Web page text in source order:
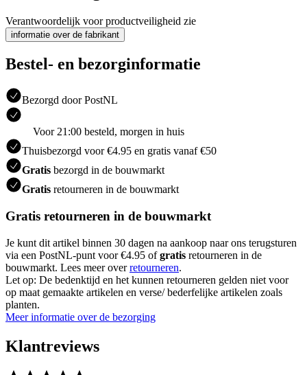
Verantwoordelijk voor productveiligheid zie
informatie over de fabrikant
Bestel- en bezorginformatie
Bezorgd door PostNL
Voor 21:00 besteld, morgen in huis
Thuisbezorgd voor €4.95 en gratis vanaf €50
Gratis bezorgd in de bouwmarkt
Gratis retourneren in de bouwmarkt
Gratis retourneren in de bouwmarkt
Je kunt dit artikel binnen 30 dagen na aankoop naar ons terugsturen
via een PostNL-punt voor €4.95 ofgratis retourneren in de
bouwmarkt. Lees meer overretourneren.
Let op: De bedenktijd en het kunnen retourneren gelden niet voor
op maat gemaakte artikelen en verse/ bederfelijke artikelen zoals
planten.
Meer informatie over de bezorging
Klantreviews